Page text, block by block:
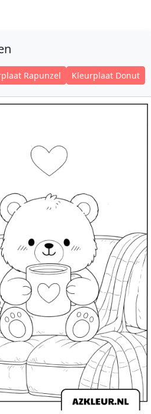
Rapunzel Kleurplaat Donut